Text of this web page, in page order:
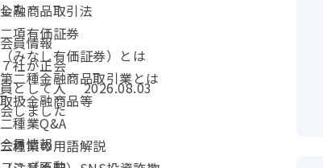
金融商品取引法
二項有価証券
（みなし有価証券）とは
第二種金融商品取引業とは
取扱金融商品等
二種業Q&A
二種業の用語解説
した
カテゴリー：
会員情報
７社が正会
員として入
会しました
投稿日：
2026.08.03
カテゴリー：
会員情報